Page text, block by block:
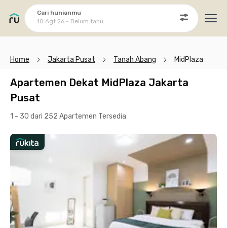
Cari hunianmu
10 Agt 26 - Belum tahu
Home Jakarta Pusat Tanah Abang MidPlaza
Apartemen Dekat MidPlaza Jakarta
Pusat
1 - 30 dari 252 Apartemen Tersedia